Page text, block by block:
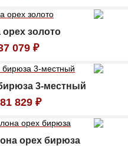
золото
079 ₽
3-местный
81 829 ₽
орех бирюза